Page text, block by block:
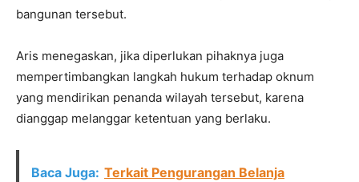
bangunan tersebut.
Aris menegaskan, jika diperlukan pihaknya juga
mempertimbangkan langkah hukum terhadap oknum
yang mendirikan penanda wilayah tersebut, karena
dianggap melanggar ketentuan yang berlaku.
Baca Juga: Terkait Pengurangan Belanja